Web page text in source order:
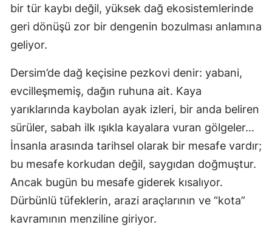
bir tür kaybı değil, yüksek dağ ekosistemlerinde
geri dönüşü zor bir dengenin bozulması anlamına
geliyor.
Dersim’de dağ keçisine pezkovi denir: yabani,
evcilleşmemiş, dağın ruhuna ait. Kaya
yarıklarında kaybolan ayak izleri, bir anda beliren
sürüler, sabah ilk ışıkla kayalara vuran gölgeler…
İnsanla arasında tarihsel olarak bir mesafe vardır;
bu mesafe korkudan değil, saygıdan doğmuştur.
Ancak bugün bu mesafe giderek kısalıyor.
Dürbünlü tüfeklerin, arazi araçlarının ve “kota”
kavramının menziline giriyor.